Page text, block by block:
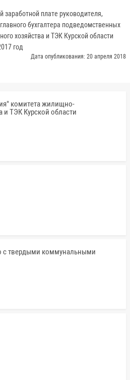
плате руководителя,
бухгалтера подведомственных
хозяйства и ТЭК Курской области
год
Дата опубликования: 20 апреля 2018
комитета жилищно-
и ТЭК Курской области
с твердыми коммунальными